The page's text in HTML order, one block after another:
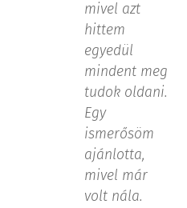
mivel azt
hittem
egyedül
mindent meg
tudok oldani.
Egy
ismerősöm
ajánlotta,
mivel már
volt nála.